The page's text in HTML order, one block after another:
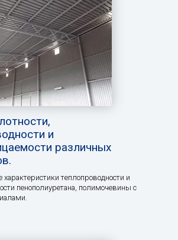
и
различных
теплопроводности и
пенополиуретана, полимочевины с